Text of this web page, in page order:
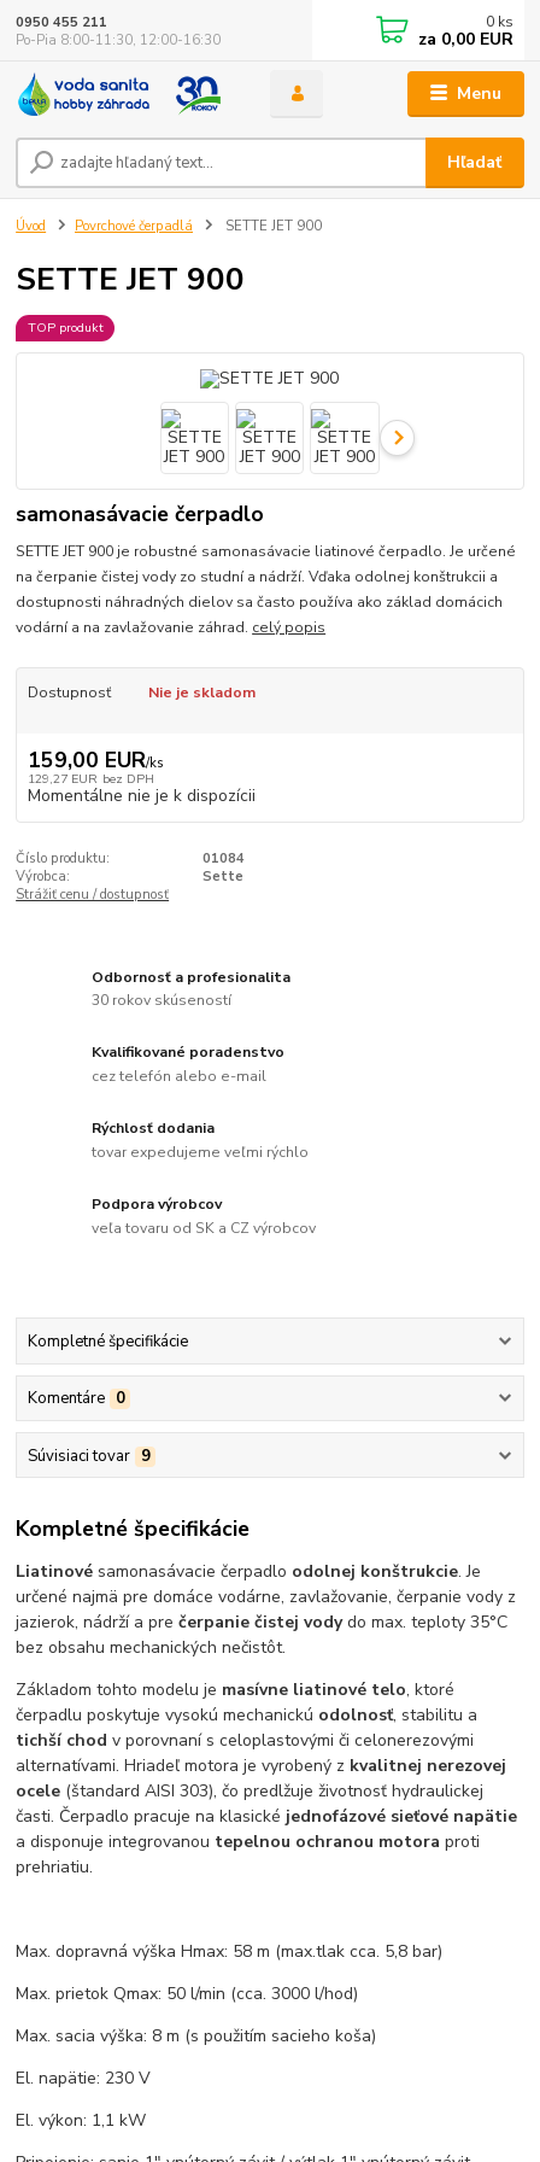
Menu
Hľadať
0950 455 211
Po-Pia 8:00-11:30, 12:00-16:30
0 ks
za 0,00 EUR
Úvod Povrchové čerpadlá SETTE JET 900
SETTE JET 900
TOP produkt
samonasávacie čerpadlo
SETTE JET 900 je robustné samonasávacie liatinové čerpadlo. Je určené
na čerpanie čistej vody zo studní a nádrží. Vďaka odolnej konštrukcii a
dostupnosti náhradných dielov sa často používa ako základ domácich
vodární a na zavlažovanie záhrad. celý popis
Dostupnosť Nie je skladom
159,00 EUR/ks
129,27 EUR bez DPH
Momentálne nie je k dispozícii
Číslo produktu:
01084
Výrobca:
Sette
Strážiť cenu / dostupnosť
Odbornosť a profesionalita
30 rokov skúseností
Kvalifikované poradenstvo
cez telefón alebo e-mail
Rýchlosť dodania
tovar expedujeme veľmi rýchlo
Podpora výrobcov
veľa tovaru od SK a CZ výrobcov
Kompletné špecifikácie
Komentáre 0
Súvisiaci tovar 9
Kompletné špecifikácie
Liatinové samonasávacie čerpadlo odolnej konštrukcie. Je
určené najmä pre domáce vodárne, zavlažovanie, čerpanie vody z
jazierok, nádrží a prečerpanie čistej vodydo max. teploty 35°C
bez obsahu mechanických nečistôt.
Základom tohto modelu je masívne liatinové telo, ktoré
čerpadlu poskytuje vysokú mechanickú odolnosť, stabilitu a
tichší chod v porovnaní s celoplastovými či celonerezovými
alternatívami. Hriadeľ motora je vyrobený z kvalitnej nerezovej
ocele (štandard AISI 303), čo predlžuje životnosť hydraulickej
časti. Čerpadlo pracuje na klasické jednofázové sieťové napätie
a disponuje integrovanou tepelnou ochranou motora proti
prehriatiu.
Max. dopravná výška Hmax: 58 m (max.tlak cca. 5,8 bar)
Max. prietok Qmax: 50 l/min (cca. 3000 l/hod)
Max. sacia výška: 8 m (s použitím sacieho koša)
El. napätie: 230 V
El. výkon: 1,1 kW